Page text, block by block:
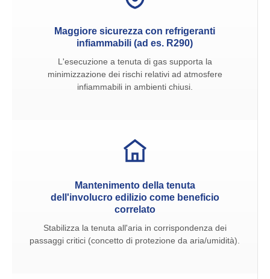
Maggiore sicurezza con refrigeranti
infiammabili (ad es. R290)
L'esecuzione a tenuta di gas supporta la
minimizzazione dei rischi relativi ad atmosfere
infiammabili in ambienti chiusi.
Mantenimento della tenuta
dell'involucro edilizio come beneficio
correlato
Stabilizza la tenuta all'aria in corrispondenza dei
passaggi critici (concetto di protezione da aria/umidità).